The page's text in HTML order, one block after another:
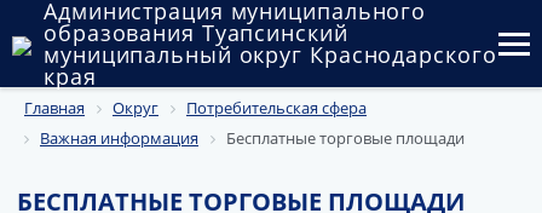
Администрация муниципального
образования Туапсинский
муниципальный округ Краснодарского
края
Округ
Главная Округ
Потребительская сфера
Важная информация
Бесплатные торговые площади
БЕСПЛАТНЫЕ ТОРГОВЫЕ ПЛОЩАДИ